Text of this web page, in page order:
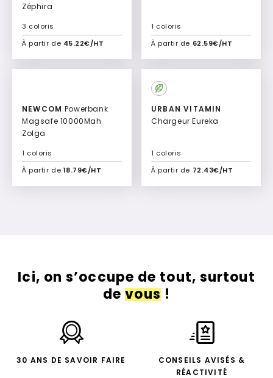
Zéphira
À partir de 45.22€/HT
3 coloris
Ajouter à mon devis
À partir de 62.59€/HT
1 coloris
Ajouter à mon devis
NEWCOM
Magsafe 10000Mah
Zolga
À partir de 18.79€/HT
1 coloris
Ajouter à mon devis
URBAN VITAMIN
Chargeur Eureka
À partir de 72.43€/HT
1 coloris
Ajouter à mon devis
Ici, on s’occupe de tout, surtout
devous!
30 ANS DE SAVOIR FAIRE
CONSEILS AVISÉS &
RÉACTIVITÉ